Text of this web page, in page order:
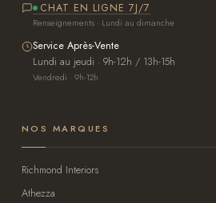
CHAT EN LIGNE 7J/7
Renseignements · Lundi au dimanche
Service Après-Vente
Lundi au jeudi · 9h-12h / 13h-15h
Vendredi · 9h-12h
NOS MARQUES
Richmond Interiors
Athezza